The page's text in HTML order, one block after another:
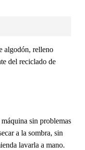
algodón, relleno
del reciclado de
sin problemas
a la sombra, sin
lavarla a mano.